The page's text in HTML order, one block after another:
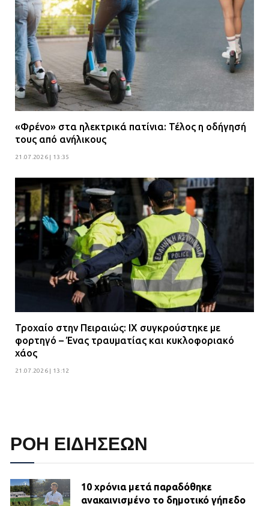
«Φρένο» στα ηλεκτρικά πατίνια: Τέλος η οδήγησή
τους από ανήλικους
21.07.2026 | 13:35
Τροχαίο στην Πειραιώς: ΙΧ συγκρούστηκε με
φορτηγό – Ένας τραυματίας και κυκλοφοριακό
χάος
21.07.2026 | 13:12
ΡΟΗ ΕΙΔΗΣΕΩΝ
10 χρόνια μετά παραδόθηκε
ανακαινισμένο το δημοτικό γήπεδο